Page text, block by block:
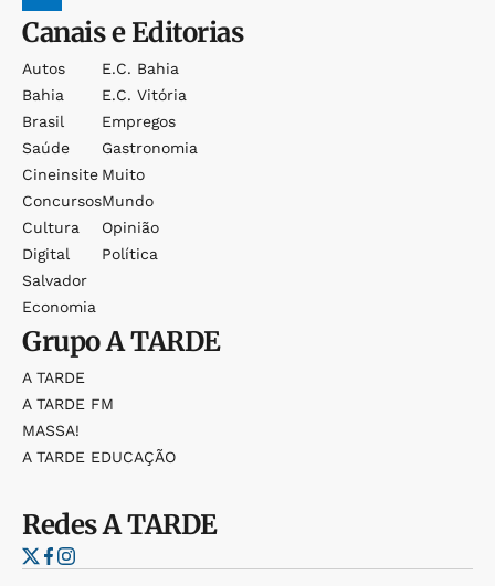
Canais e Editorias
Autos
Bahia
Brasil
Saúde
Cineinsite
Concursos
Cultura
Digital
Salvador
Economia
E.c. Bahia
E.c. Vitória
Empregos
Gastronomia
Muito
Mundo
Opinião
Política
GrupoA TARDE
A TARDE
A TARDE FM
MASSA!
A TARDE EDUCAÇÃO
RedesA TARDE